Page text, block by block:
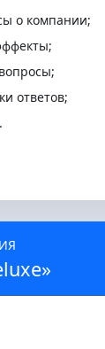
о компании;
ответов;